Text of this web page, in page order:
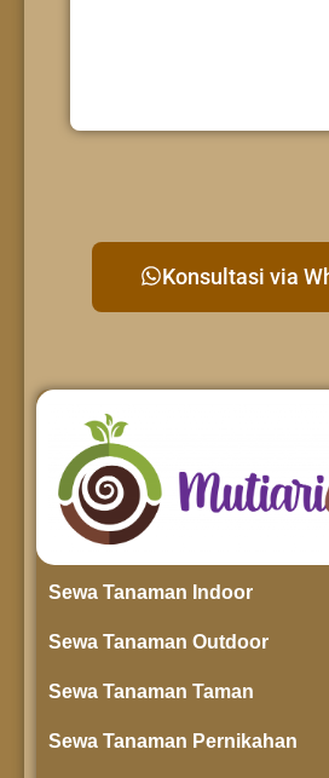
Konsultasi via
Sewa Tanaman Indoor
Sewa Tanaman Outdoor
Sewa Tanaman Taman
Sewa Tanaman Pernikahan